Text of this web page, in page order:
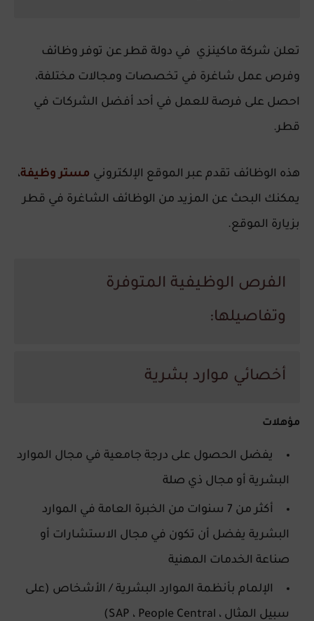
تعلن شركة ماكينزي في دولة قطر عن توفر وظائف
وفرص عمل شاغرة في تخصصات ومجالات مختلفة،
احصل على فرصة للعمل في أحد أفضل الشركات في
قطر.
هذه الوظائف تقدم عبر الموقع الإلكتروني مستر وظيفة،
يمكنك البحث عن المزيد من الوظائف الشاغرة في قطر
بزيارة الموقع.
الفرص الوظيفية المتوفرة
وتفاصيلها:
أخصائي موارد بشرية
مؤهلات
يفضل الحصول على درجة جامعية في مجال الموارد
البشرية أو مجال ذي صلة
أكثر من 7 سنوات من الخبرة العامة في الموارد
البشرية يفضل أن تكون في مجال الاستشارات أو
صناعة الخدمات المهنية
الإلمام بأنظمة الموارد البشرية / الأشخاص (على
سبيل المثال ، SAP ، People Central)